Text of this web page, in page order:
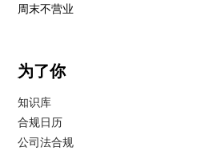
周末不营业
为了你
知识库
合规日历
公司法合规